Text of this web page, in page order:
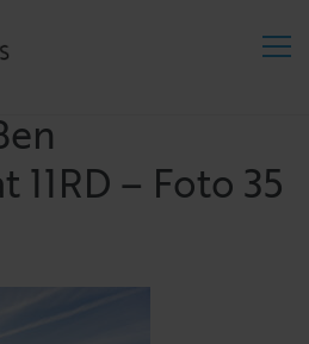
11RD – Foto 35